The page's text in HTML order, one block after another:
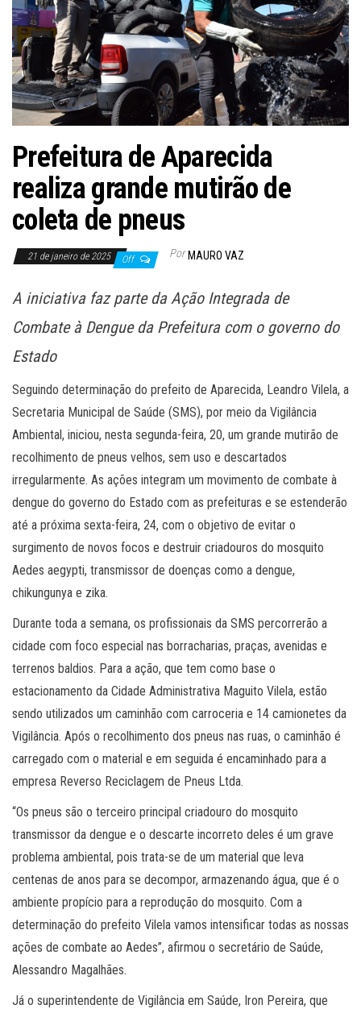
Prefeitura de Aparecida
realiza grande mutirão de
coleta de pneus
21 de janeiro de 2025 Off Por MAURO VAZ
A iniciativa faz parte da Ação Integrada de
Combate à Dengue da Prefeitura com o governo do
Estado
Seguindo determinação do prefeito de Aparecida, Leandro Vilela, a
Secretaria Municipal de Saúde (SMS), por meio da Vigilância
Ambiental, iniciou, nesta segunda-feira, 20, um grande mutirão de
recolhimento de pneus velhos, sem uso e descartados
irregularmente. As ações integram um movimento de combate à
dengue do governo do Estado com as prefeituras e se estenderão
até a próxima sexta-feira, 24, com o objetivo de evitar o
surgimento de novos focos e destruir criadouros do mosquito
Aedes aegypti, transmissor de doenças como a dengue,
chikungunya e zika.
Durante toda a semana, os profissionais da SMS percorrerão a
cidade com foco especial nas borracharias, praças, avenidas e
terrenos baldios. Para a ação, que tem como base o
estacionamento da Cidade Administrativa Maguito Vilela, estão
sendo utilizados um caminhão com carroceria e 14 camionetes da
Vigilância. Após o recolhimento dos pneus nas ruas, o caminhão é
carregado com o material e em seguida é encaminhado para a
empresa Reverso Reciclagem de Pneus Ltda.
“Os pneus são o terceiro principal criadouro do mosquito
transmissor da dengue e o descarte incorreto deles é um grave
problema ambiental, pois trata-se de um material que leva
centenas de anos para se decompor, armazenando água, que é o
ambiente propício para a reprodução do mosquito. Com a
determinação do prefeito Vilela vamos intensificar todas as nossas
ações de combate ao Aedes”, afirmou o secretário de Saúde,
Alessandro Magalhães.
Já o superintendente de Vigilância em Saúde, Iron Pereira, que